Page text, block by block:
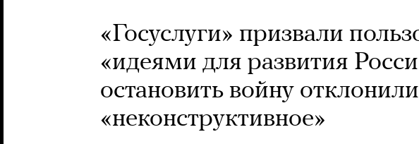
«Госуслуги» призвали
«идеями для развития
остановить войну
«неконструктивное»